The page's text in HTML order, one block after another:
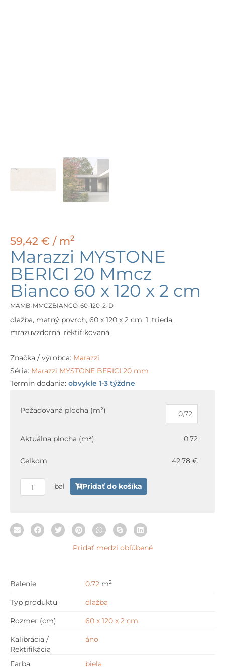
59,42 € / m2
Marazzi MYSTONE
BERICI 20 Mmcz
Bianco 60 x 120 x 2 cm
MAMB-MMCZBIANCO-60-120-2-D
dlažba, matný povrch, 60 x 120 x 2 cm, 1. trieda,
mrazuvzdorná, rektifikovaná
Značka / výrobca: Marazzi
Séria: Marazzi MYSTONE BERICI 20 mm
Termín dodania: obvykle 1-3 týždne
Požadovaná plocha (m²)
Aktuálna plocha (m²) 0,72
Celkom 42,78 €
Marazzi
Mmcz
x
2
bal Pridať do košíka
Pridať medzi obľúbené
Balenie 0.72 m2
Typ produktu dlažba
Rozmer (cm) 60 x 120 x 2 cm
Kalibrácia /
Rektifikácia
áno
Farba biela